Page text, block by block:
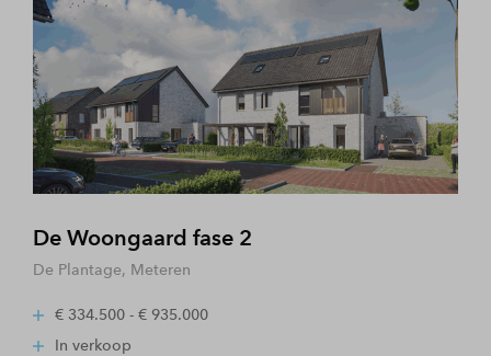
De Woongaard fase 2
De Plantage, Meteren
€ 334.500 - € 935.000
In verkoop